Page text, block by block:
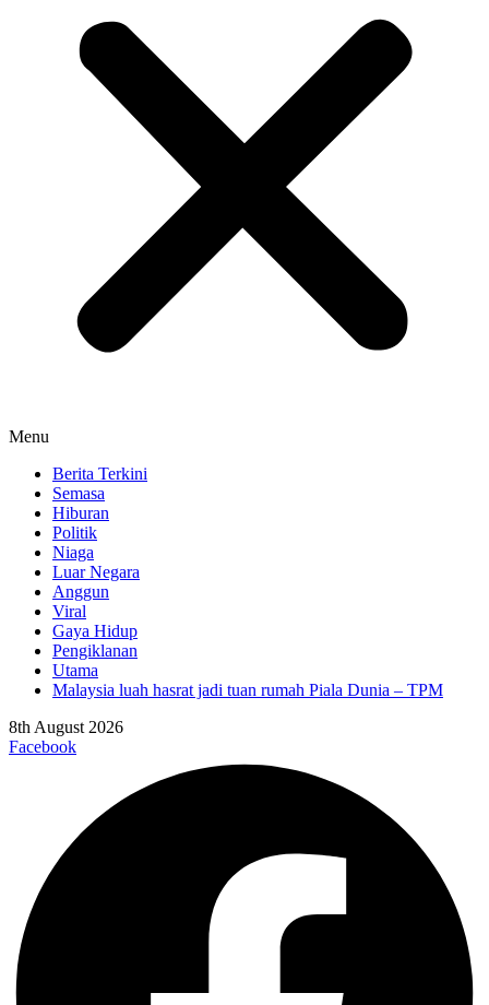
Menu
Berita Terkini
Semasa
Hiburan
Politik
Niaga
Luar Negara
Anggun
Viral
Gaya Hidup
Pengiklanan
Utama
Malaysia luah hasrat jadi tuan rumah Piala Dunia – TPM
8th August 2026
Facebook